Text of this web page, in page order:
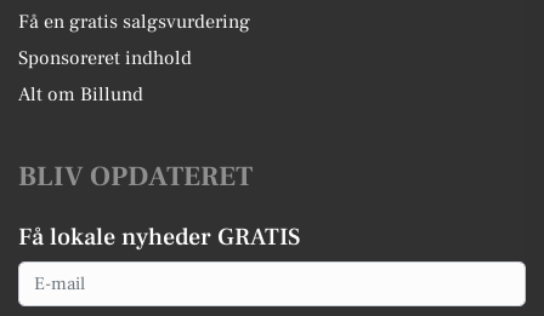
Få en gratis salgsvurdering
Sponsoreret indhold
Alt om Billund
BLIV OPDATERET
Få lokale nyheder GRATIS
Email